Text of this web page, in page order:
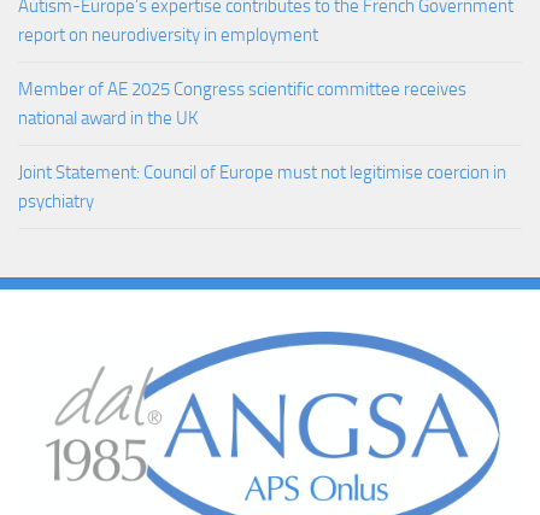
Autism-Europe’s expertise contributes to the French Government
report on neurodiversity in employment
Member of AE 2025 Congress scientific committee receives
national award in the UK
Joint Statement: Council of Europe must not legitimise coercion in
psychiatry